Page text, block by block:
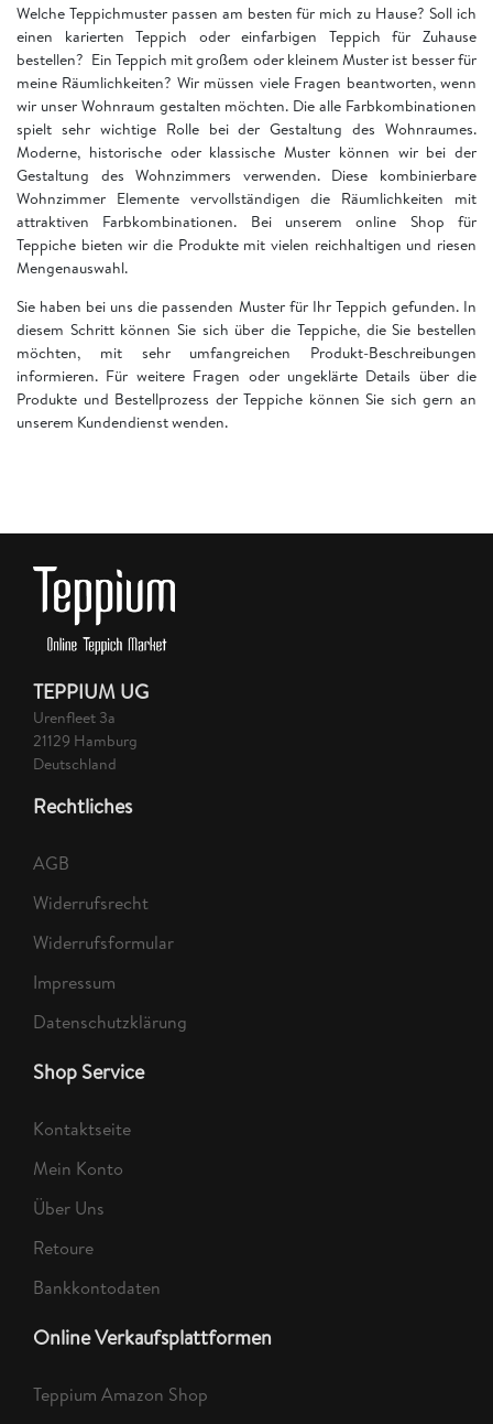
Welche Teppichmuster passen am besten für mich zu Hause? Soll ich
einen karierten Teppich oder einfarbigen Teppich für Zuhause
bestellen? Ein Teppich mit großem oder kleinem Muster ist besser für
meine Räumlichkeiten? Wir müssen viele Fragen beantworten, wenn
wir unser Wohnraum gestalten möchten. Die alle Farbkombinationen
spielt sehr wichtige Rolle bei der Gestaltung des Wohnraumes.
Moderne, historische oder klassische Muster können wir bei der
Gestaltung des Wohnzimmers verwenden. Diese kombinierbare
Wohnzimmer Elemente vervollständigen die Räumlichkeiten mit
attraktiven Farbkombinationen. Bei unserem online Shop für
Teppiche bieten wir die Produkte mit vielen reichhaltigen und riesen
Mengenauswahl.
Sie haben bei uns die passenden Muster für Ihr Teppich gefunden. In
diesem Schritt können Sie sich über die Teppiche, die Sie bestellen
möchten, mit sehr umfangreichen Produkt-Beschreibungen
informieren. Für weitere Fragen oder ungeklärte Details über die
Produkte und Bestellprozess der Teppiche können Sie sich gern an
unserem Kundendienst wenden.
TEPPIUM UG
Urenfleet 3a
21129 Hamburg
Deutschland
Rechtliches
AGB
Widerrufsrecht
Widerrufsformular
Impressum
Datenschutzklärung
Shop Service
Kontaktseite
Mein Konto
Über Uns
Retoure
Bankkontodaten
Online Verkaufsplattformen
Teppium Amazon Shop